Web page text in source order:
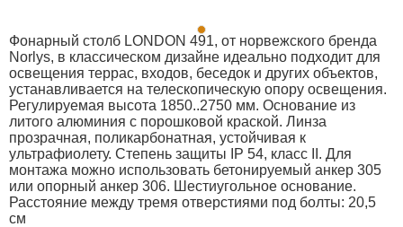
Фонарный столб LONDON 491, от норвежского бренда
Norlys, в классическом дизайне идеально подходит для
освещения террас, входов, беседок и других объектов,
устанавливается на телескопическую опору освещения.
Регулируемая высота 1850..2750 мм. Основание из
литого алюминия с порошковой краской. Линза
прозрачная, поликарбонатная, устойчивая к
ультрафиолету. Степень защиты IP 54, класс II. Для
монтажа можно использовать бетонируемый анкер 305
или опорный анкер 306. Шестиугольное основание.
Расстояние между тремя отверстиями под болты: 20,5
см